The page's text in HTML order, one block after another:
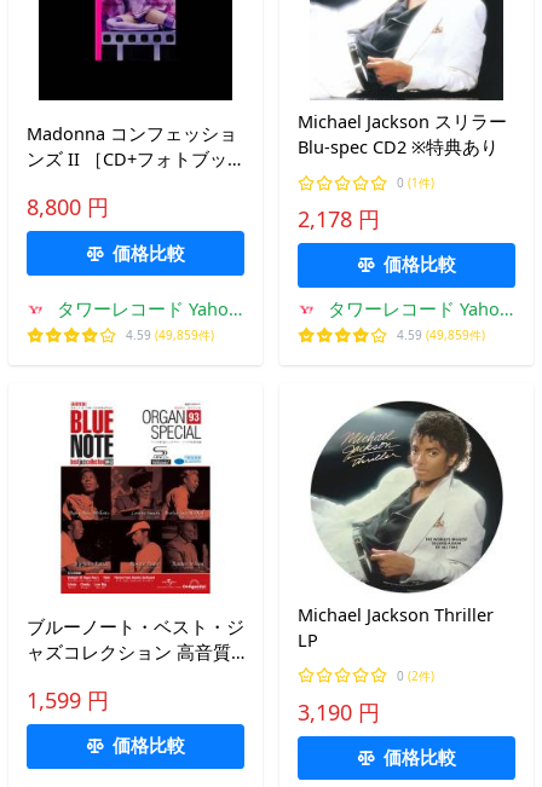
Madonna コンフェッショ
ンズ II ［CD+フォトブッ
ラックス盤＞ CD
8,800 円
価格比較
タワーレコード Yahoo!
店
4.59 (49,859件)
Michael Jackson スリラー
Blu-spec CD2 ※特典あり
0 (1件)
2,178 円
価格比較
タワーレコード Yahoo!
店
4.59 (49,859件)
ブルーノート・ベスト・ジ
ャズコレクション 高音質
1,599 円
価格比較
Michael Jackson Thriller
LP
0 (2件)
3,190 円
価格比較